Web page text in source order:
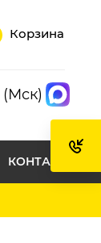
Корзина
(Мск)
КОНТАКТЫ